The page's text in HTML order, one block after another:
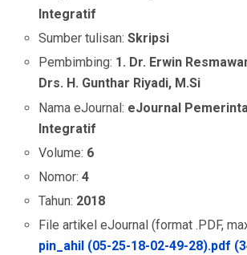
Integratif
Sumber tulisan:Skripsi
Pembimbing: 1. Dr. Erwin
Drs. H. Gunthar Riyadi, M.Si
Nama eJournal: eJournal
Integratif
Volume: 6
Nomor:4
Tahun: 2018
File artikel eJournal (format .PDF,
pin_ahil (05-25-18-02-49-28).pdf